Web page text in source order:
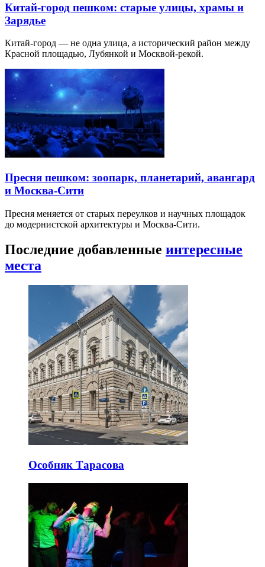
Китай-город пешком: старые улицы, храмы и
Зарядье
Китай-город — не одна улица, а исторический район между
Красной площадью, Лубянкой и Москвой-рекой.
Пресня пешком: зоопарк, планетарий, авангард
и Москва-Сити
Пресня меняется от старых переулков и научных площадок
до модернистской архитектуры и Москва-Сити.
Последние добавленные интересные
места
Особняк Тарасова